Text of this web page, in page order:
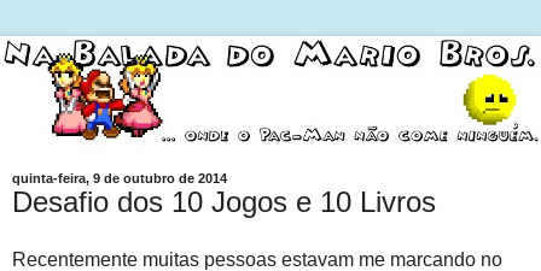
quinta-feira, 9 de outubro de 2014
Desafio dos 10 Jogos e 10 Livros
Recentemente muitas pessoas estavam me marcando no